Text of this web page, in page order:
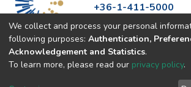
+36-1-411-5000
info@fszek.hu
https://fszek.hu
We collect and process your personal
following purposes: Authentication,
Acknowledgement and Statistics.
To learn more, please read our privacy policy.